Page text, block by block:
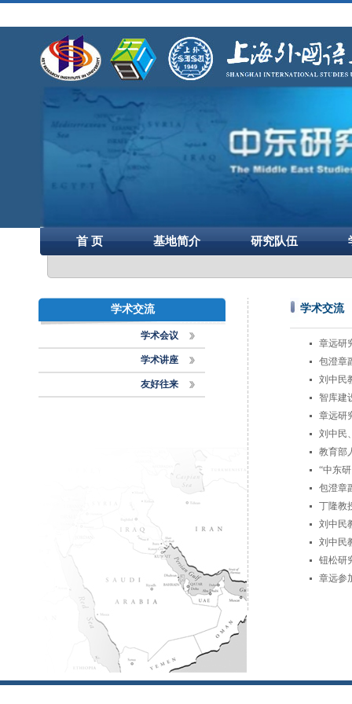
首 页 基地简介 研究队伍
学术交流
学术会议
学术讲座
友好往来
学术交流
章远研
包澄章
刘中民
智库建
章远研
刘中民
教育部
“中东
包澄章
丁隆教
刘中民
刘中民
钮松研
章远参